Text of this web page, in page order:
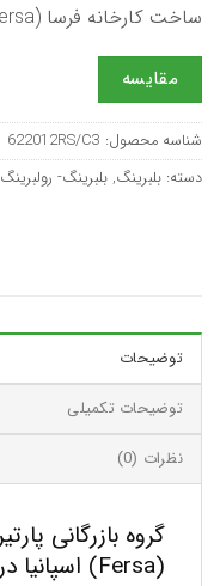
ساخت کارخانه فرسا (Fersa) اسپانیا
مقایسه
شناسه محصول: 622012RS/C3
دسته: بلبرینگ,بلبرینگ-
توضیحات
توضیحات تکمیلی
نظرات (0)
گروه بازرگانی
(Fersa) اسپانیا در ایران